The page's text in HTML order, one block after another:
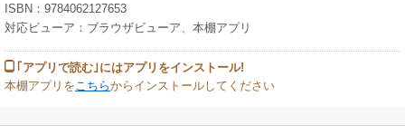
ISBN：9784062127653
対応ビューア：ブラウザビューア、本棚アプリ
｢アプリで読む｣にはアプリをインストール!
本棚アプリを こちらからインストールしてください